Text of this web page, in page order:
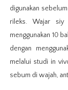
digunakan
rileks. Wajar siy
menggunakan 10
dengan
melalui studi in
sebum di wajah,